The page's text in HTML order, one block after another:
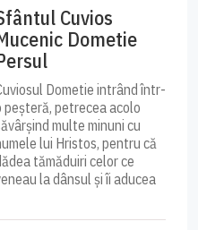
Cuvios
Dometie
Dometie intrând într-
peșteră, petrecea acolo
multe minuni cu
lui Hristos, pentru că
tămăduiri celor ce
la dânsul și îi aducea